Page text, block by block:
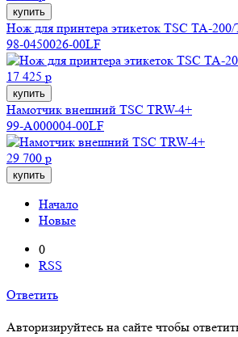
купить
Нож для принтера этикеток TSC TA-
98-0450026-00LF
17 425 р
купить
Намотчик внешний TSC TRW-4+
99-A000004-00LF
29 700 р
купить
Начало
Новые
0
RSS
Ответить
Авторизируйтесь на сайте чтобы